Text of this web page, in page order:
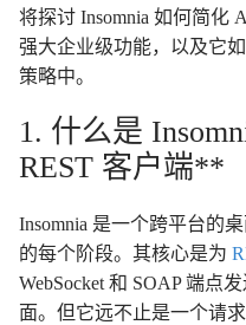
将探讨 Insomnia 如何简化
强大企业级功能，以及它
策略中。
1. 什么是
REST 客户端**
Insomnia 是一个跨平台的
的每个阶段。其核心是为
WebSocket 和 SOAP 端点
面。但它远不止是一个请